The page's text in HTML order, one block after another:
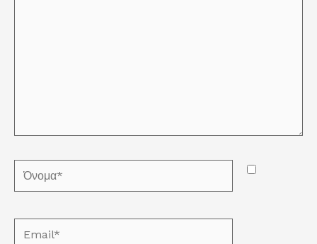
Όνομα*
Email*